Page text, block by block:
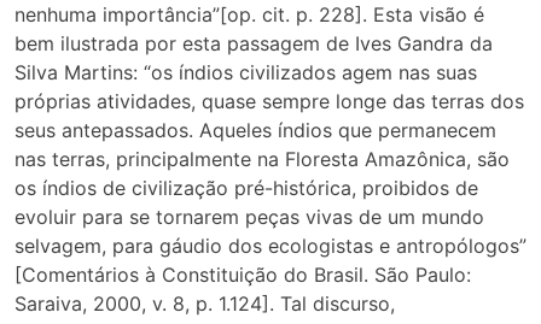
nenhuma importância”[op. cit. p. 228]. Esta visão é
bem ilustrada por esta passagem de Ives Gandra da
Silva Martins: “os índios civilizados agem nas suas
próprias atividades, quase sempre longe das terras dos
seus antepassados. Aqueles índios que permanecem
nas terras, principalmente na Floresta Amazônica, são
os índios de civilização pré-histórica, proibidos de
evoluir para se tornarem peças vivas de um mundo
selvagem, para gáudio dos ecologistas e antropólogos”
[Comentários à Constituição do Brasil. São Paulo:
Saraiva, 2000, v. 8, p. 1.124]. Tal discurso,